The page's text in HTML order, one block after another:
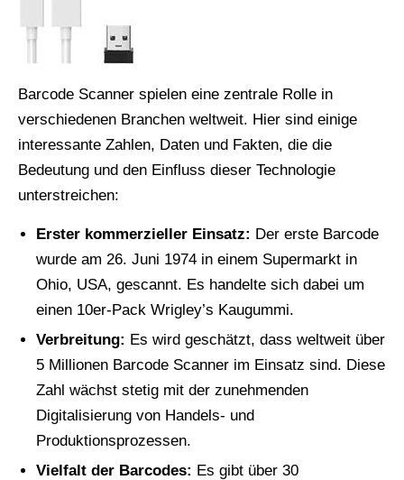
Barcode Scanner spielen eine zentrale Rolle in
verschiedenen Branchen weltweit. Hier sind einige
interessante Zahlen, Daten und Fakten, die die
Bedeutung und den Einfluss dieser Technologie
unterstreichen:
Erster kommerzieller Einsatz: Der erste Barcode
wurde am 26. Juni 1974 in einem Supermarkt in
Ohio, USA, gescannt. Es handelte sich dabei um
einen 10er-Pack Wrigley’s Kaugummi.
Verbreitung: Es wird geschätzt, dass weltweit über
5 Millionen Barcode Scanner im Einsatz sind. Diese
Zahl wächst stetig mit der zunehmenden
Digitalisierung von Handels- und
Produktionsprozessen.
Vielfalt der Barcodes: Es gibt über 30